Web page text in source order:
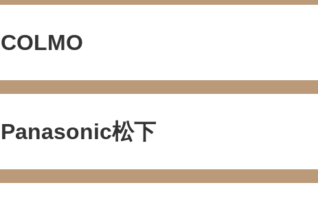
COLMO
Panasonic松下